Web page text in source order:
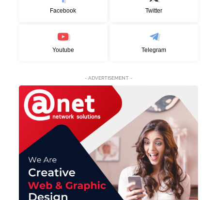
Facebook Twitter
Youtube Telegram
- ADVERTISEMENT -